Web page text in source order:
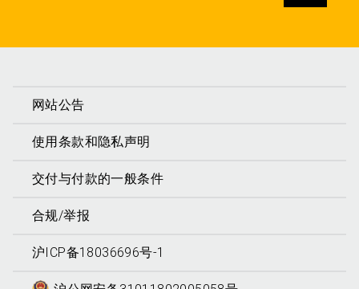
发送
网站公告
使用条款和隐私声明
交付与付款的一般条件
合规/举报
沪ICP备18036696号-1